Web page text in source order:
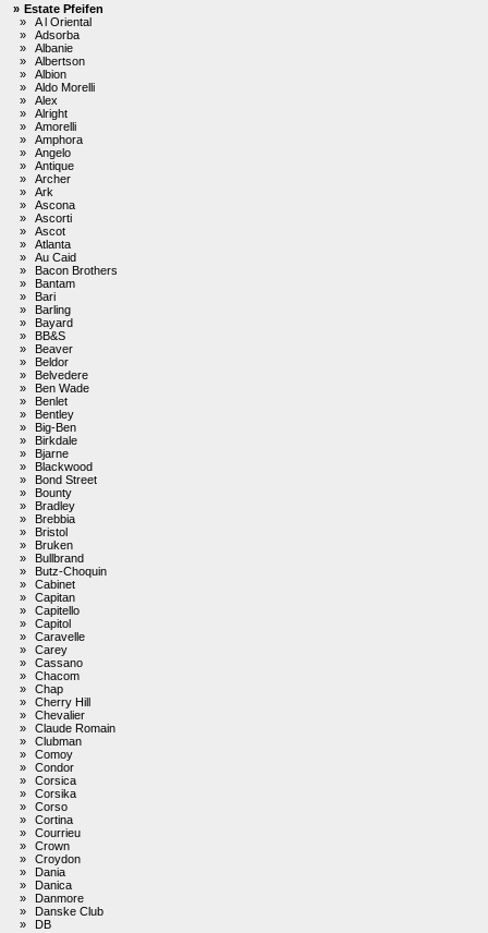
» Estate Pfeifen
»
A l Oriental
»
Adsorba
»
Albanie
»
Albertson
»
Albion
»
Aldo Morelli
»
Alex
»
Alright
»
Amorelli
»
Amphora
»
Angelo
»
Antique
»
Archer
»
Ark
»
Ascona
»
Ascorti
»
Ascot
»
Atlanta
»
Au Caid
»
Bacon Brothers
»
Bantam
»
Bari
»
Barling
»
Bayard
»
BB&S
»
Beaver
»
Beldor
»
Belvedere
»
Ben Wade
»
Benlet
»
Bentley
»
Big-Ben
»
Birkdale
»
Bjarne
»
Blackwood
»
Bond Street
»
Bounty
»
Bradley
»
Brebbia
»
Bristol
»
Bruken
»
Bullbrand
»
Butz-Choquin
»
Cabinet
»
Capitan
»
Capitello
»
Capitol
»
Caravelle
»
Carey
»
Cassano
»
Chacom
»
Chap
»
Cherry Hill
»
Chevalier
»
Claude Romain
»
Clubman
»
Comoy
»
Condor
»
Corsica
»
Corsika
»
Corso
»
Cortina
»
Courrieu
»
Crown
»
Croydon
»
Dania
»
Danica
»
Danmore
»
Danske Club
»
DB